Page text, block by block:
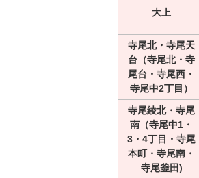
大上
寺尾北・寺尾天
台（寺尾北・寺
尾台・寺尾西・
寺尾中2丁目）
寺尾綾北・寺尾
南（寺尾中1・
3・4丁目・寺尾
本町・寺尾南・
寺尾釜田)